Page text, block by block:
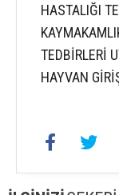
HASTALIĞI
TEDBİRLERİ
HAYVAN